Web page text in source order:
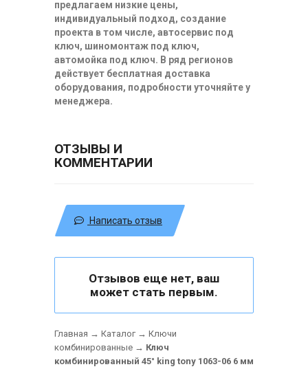
предлагаем низкие цены,
индивидуальный подход, создание
проекта в том числе, автосервис под
ключ, шиномонтаж под ключ,
автомойка под ключ. В ряд регионов
действует бесплатная доставка
оборудования, подробности уточняйте у
менеджера.
ОТЗЫВЫ И
КОММЕНТАРИИ
Написать отзыв
Отзывов еще нет, ваш
может стать первым.
Главная → Каталог→ Ключи
комбинированные → Ключ
комбинированный 45° king tony 1063-06 6 мм